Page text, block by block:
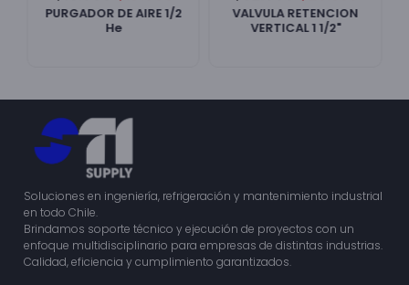
PURGADOR DE AIRE 1/2
He
VALVULA RETENCION
VERTICAL 1 1/2"
Soluciones en ingeniería, refrigeración y mantenimiento industrial
en todo Chile.
Brindamos soporte técnico y ejecución de proyectos con un
enfoque multidisciplinario para empresas de distintas industrias.
Calidad, eficiencia y cumplimiento garantizados.